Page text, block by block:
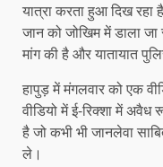
यात्रा करता हुआ दिख रहा
जान को जोखिम में डाला जा
मांग की है और यातायात
हापुड़ में मंगलवार को एक
वीडियो में ई-रिक्शा में अवैध
है जो कभी भी जानलेवा
ले।